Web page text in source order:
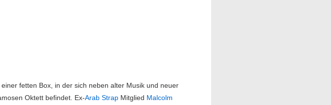
fetten Box, in der sich neben alter Musik und neuer
Oktett befindet. Ex-Arab Strap Mitglied Malcolm